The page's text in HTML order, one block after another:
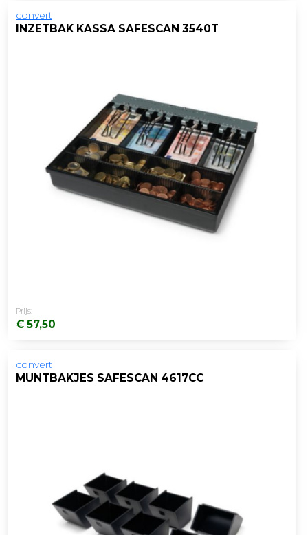
convert
INZETBAK KASSA SAFESCAN 3540T
Prijs:
€ 57,50
convert
MUNTBAKJES SAFESCAN 4617CC